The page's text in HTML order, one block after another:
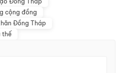
cộng đồng
Đồng Tháp
thế